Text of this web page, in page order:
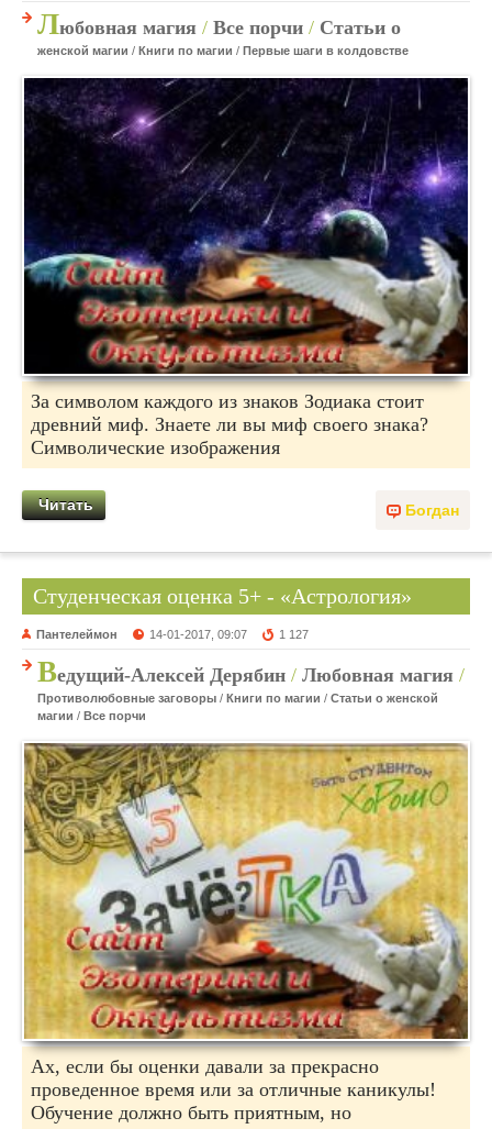
Любовная магия / Все порчи / Статьи о
женской магии / Книги по магии / Первые шаги в колдовстве
За символом каждого из знаков Зодиака стоит
древний миф. Знаете ли вы миф своего знака?
Символические изображения
Богдан
Читать
Студенческая оценка 5+ - «Астрология»
Пантелеймон 14-01-2017, 09:07 1 127
Ведущий-Алексей Дерябин / Любовная магия /
Противолюбовные заговоры / Книги по магии / Статьи о женской
магии / Все порчи
Ах, если бы оценки давали за прекрасно
проведенное время или за отличные каникулы!
Обучение должно быть приятным, но